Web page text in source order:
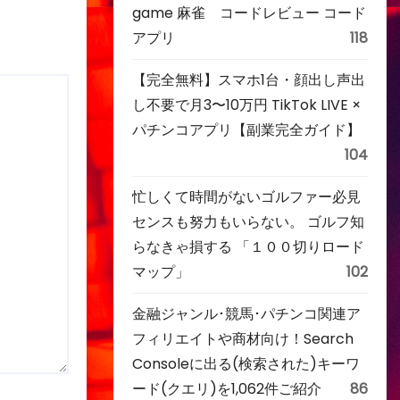
game 麻雀 コードレビュー コード
アプリ
118
【完全無料】スマホ1台・顔出し声出
し不要で月3〜10万円 TikTok LIVE ×
パチンコアプリ【副業完全ガイド】
104
忙しくて時間がないゴルファー必見
センスも努力もいらない。 ゴルフ知
らなきゃ損する 「１００切りロード
マップ」
102
金融ジャンル･競馬･パチンコ関連ア
フィリエイトや商材向け！Search
Consoleに出る(検索された)キーワ
ード(クエリ)を1,062件ご紹介
86